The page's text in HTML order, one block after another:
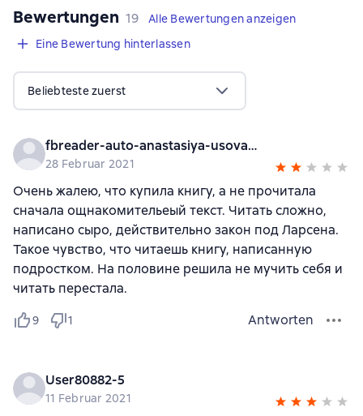
Bewertungen 19 Bewertungen
19
Alle Bewertungen anzeigen
Eine Bewertung hinterlassen
Beliebteste zuerst
fbreader-auto-anastasiya-usova-at-gmail-com
28 Februar 2021
Очень жалею, что купила книгу, а не прочитала
сначала ощнакомительеый текст. Читать сложно,
написано сыро, действительно закон под Ларсена.
Такое чувство, что читаешь книгу, написанную
подростком. На половине решила не мучить себя и
читать перестала.
9 1 Antworten
User80882-5
11 Februar 2021